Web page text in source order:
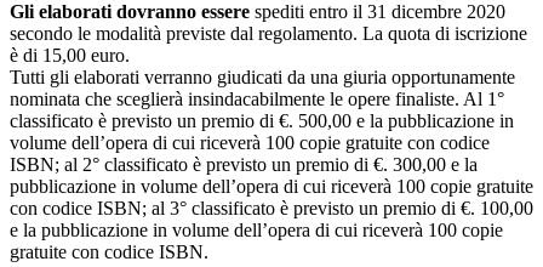
Gli elaborati dovranno essere spediti entro il 31 dicembre 2020
secondo le modalità previste dal regolamento. La quota di iscrizione
è di 15,00 euro.
Tutti gli elaborati verranno giudicati da una giuria opportunamente
nominata che sceglierà insindacabilmente le opere finaliste. Al 1°
classificato è previsto un premio di €. 500,00 e la pubblicazione in
volume dell’opera di cui riceverà 100 copie gratuite con codice
ISBN; al 2° classificato è previsto un premio di €. 300,00 e la
pubblicazione in volume dell’opera di cui riceverà 100 copie gratuite
con codice ISBN; al 3° classificato è previsto un premio di €. 100,00
e la pubblicazione in volume dell’opera di cui riceverà 100 copie
gratuite con codice ISBN.